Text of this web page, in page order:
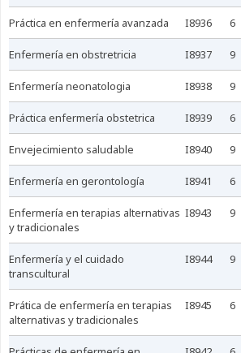
práctica en enfermería avanzada I8936 6
enfermería en obstretricia I8937 9
enfermería neonatologia I8938 9
práctica enfermería obstetrica I8939 6
envejecimiento saludable I8940 9
enfermería en gerontología I8941 6
enfermería en terapias alternativas
y tradicionales
I8943 9
enfermería y el cuidado
transcultural
I8944 9
prática de enfermería en terapias
alternativas y tradicionales
I8945 6